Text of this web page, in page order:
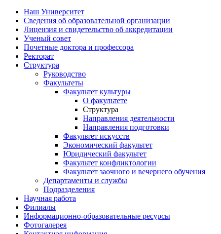
Наш Университет
Сведения об образовательной организации
Лицензия и свидетельство об аккредитации
Ученый совет
Почетные доктора и профессора
Ректорат
Структура
Руководство
Факультеты
Факультет культуры
О факультете
Структура
Направления деятельности
Направления подготовки
Факультет искусств
Экономический факультет
Юридический факультет
Факультет конфликтологии
Факультет заочного и вечернего обучения
Департаменты и службы
Подразделения
Научная работа
Филиалы
Информационно-образовательные ресурсы
Фотогалерея